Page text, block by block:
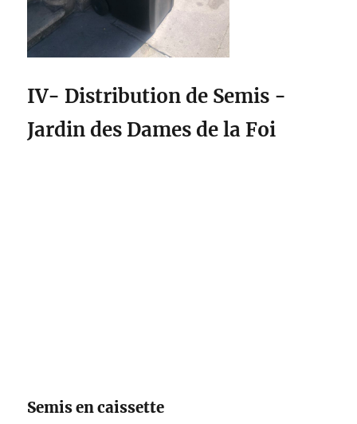
IV- Distribution de Semis -
Jardin des Dames de la Foi
Semis en caissette